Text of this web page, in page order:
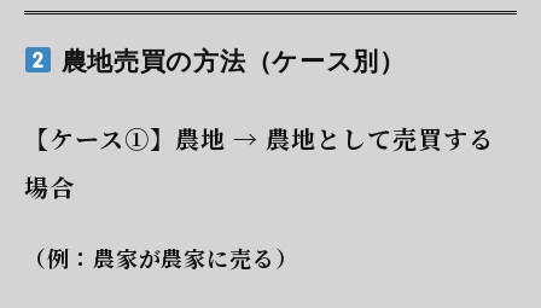
農地売買の方法（ケース別）
【ケース①】農地 → 農地として売買する
場合
（例：農家が農家に売る）